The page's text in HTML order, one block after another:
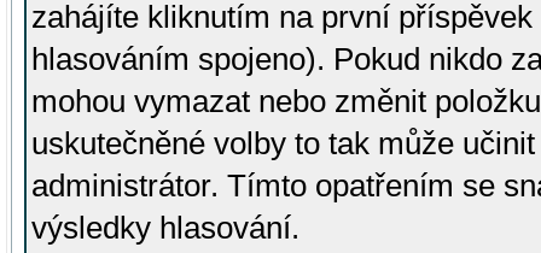
zahájíte kliknutím na první
hlasováním spojeno). Pokud nikdo
mohou vymazat nebo změnit
uskutečněné volby to tak může
administrátor. Tímto opatřením se
výsledky hlasování.